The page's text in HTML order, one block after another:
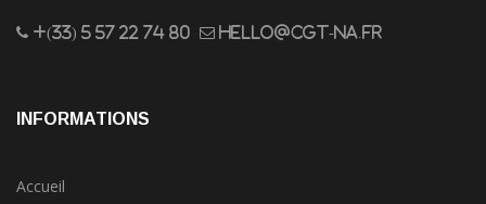
+(33) 5 57 22 74 80 hello@cgt-na.fr
INFORMATIONS
Accueil